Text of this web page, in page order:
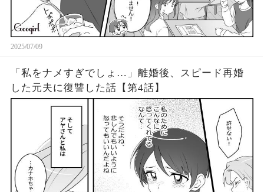
2025/07/09
「私をナメすぎでしょ…」離婚後、スピード再婚
した元夫に復讐した話【第4話】